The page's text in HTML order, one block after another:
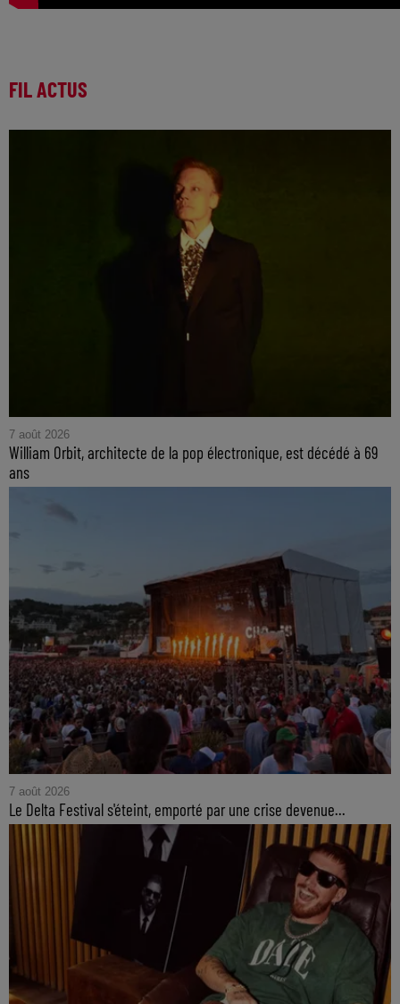
FIL ACTUS
7 août 2026
William Orbit, architecte de la pop électronique, est décédé à 69
ans
7 août 2026
Le Delta Festival s'éteint, emporté par une crise devenue...